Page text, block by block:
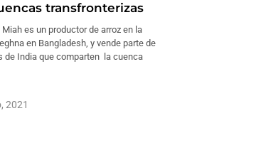
transfronterizas
es un productor de arroz en la
en Bangladesh, y vende parte de
de India que comparten la cuenca
2021